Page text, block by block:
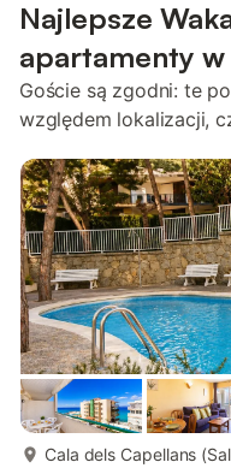
Najlepsze
apartamenty w
Goście są zgodni: te
względem lokalizacji,
Cala dels Capellans